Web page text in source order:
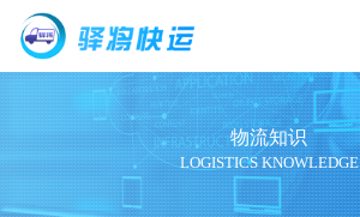
物流知识
LOGISTICS KNOWLEDGE